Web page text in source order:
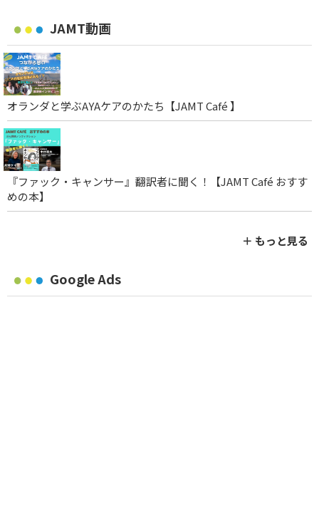
JAMT動画
オランダと学ぶAYAケアのかたち【JAMT Café 】
『ファック・キャンサー』翻訳者に聞く！【JAMT Café おすす
めの本】
＋ もっと見る
Google Ads